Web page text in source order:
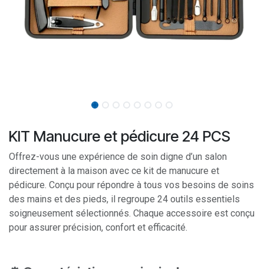
KIT Manucure et pédicure 24 PCS
Offrez-vous une expérience de soin digne d’un salon
directement à la maison avec ce kit de manucure et
pédicure. Conçu pour répondre à tous vos besoins de soins
des mains et des pieds, il regroupe 24 outils essentiels
soigneusement sélectionnés. Chaque accessoire est conçu
pour assurer précision, confort et efficacité.